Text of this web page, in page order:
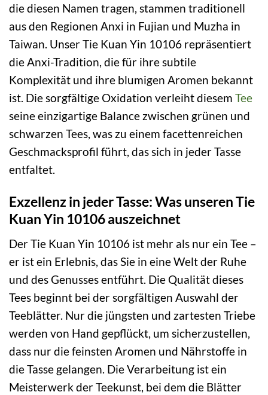
die diesen Namen tragen, stammen traditionell
aus den Regionen Anxi in Fujian und Muzha in
Taiwan. Unser Tie Kuan Yin 10106 repräsentiert
die Anxi-Tradition, die für ihre subtile
Komplexität und ihre blumigen Aromen bekannt
ist. Die sorgfältige Oxidation verleiht diesem Tee
seine einzigartige Balance zwischen grünen und
schwarzen Tees, was zu einem facettenreichen
Geschmacksprofil führt, das sich in jeder Tasse
entfaltet.
Exzellenz in jeder Tasse: Was unseren Tie
Kuan Yin 10106 auszeichnet
Der Tie Kuan Yin 10106 ist mehr als nur ein Tee –
er ist ein Erlebnis, das Sie in eine Welt der Ruhe
und des Genusses entführt. Die Qualität dieses
Tees beginnt bei der sorgfältigen Auswahl der
Teeblätter. Nur die jüngsten und zartesten Triebe
werden von Hand gepflückt, um sicherzustellen,
dass nur die feinsten Aromen und Nährstoffe in
die Tasse gelangen. Die Verarbeitung ist ein
Meisterwerk der Teekunst, bei dem die Blätter